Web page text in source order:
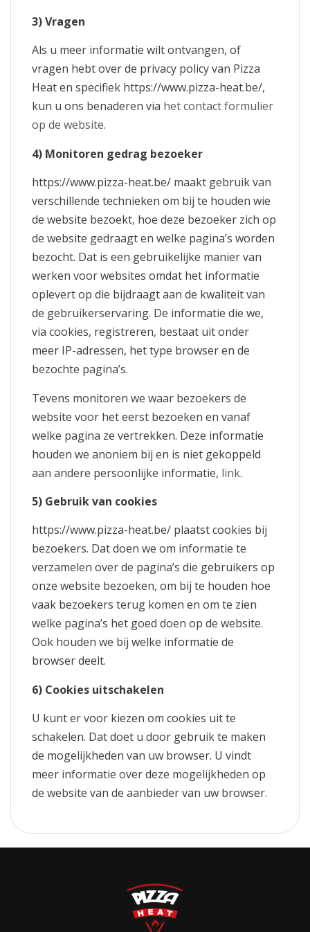
3) Vragen
Als u meer informatie wilt ontvangen, of
vragen hebt over de privacy policy van Pizza
Heat en specifiek https://www.pizza-heat.be/,
kun u ons benaderen via het contact formulier
op de website.
4) Monitoren gedrag bezoeker
https://www.pizza-heat.be/ maakt gebruik van
verschillende technieken om bij te houden wie
de website bezoekt, hoe deze bezoeker zich op
de website gedraagt en welke pagina’s worden
bezocht. Dat is een gebruikelijke manier van
werken voor websites omdat het informatie
oplevert op die bijdraagt aan de kwaliteit van
de gebruikerservaring. De informatie die we,
via cookies, registreren, bestaat uit onder
meer IP-adressen, het type browser en de
bezochte pagina’s.
Tevens monitoren we waar bezoekers de
website voor het eerst bezoeken en vanaf
welke pagina ze vertrekken. Deze informatie
houden we anoniem bij en is niet gekoppeld
aan andere persoonlijke informatie, link.
5) Gebruik van cookies
https://www.pizza-heat.be/ plaatst cookies bij
bezoekers. Dat doen we om informatie te
verzamelen over de pagina’s die gebruikers op
onze website bezoeken, om bij te houden hoe
vaak bezoekers terug komen en om te zien
welke pagina’s het goed doen op de website.
Ook houden we bij welke informatie de
browser deelt.
6) Cookies uitschakelen
U kunt er voor kiezen om cookies uit te
schakelen. Dat doet u door gebruik te maken
de mogelijkheden van uw browser. U vindt
meer informatie over deze mogelijkheden op
de website van de aanbieder van uw browser.